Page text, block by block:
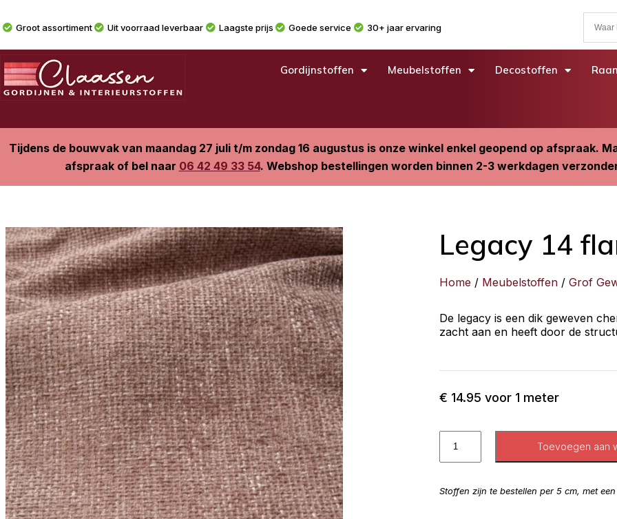
Groot assortiment Uit voorraad leverbaar Laagste prijs Goede service 30+ jaar ervaring
Gordijnstoffen Meubelstoffen Decostoffen
Tijdens de bouwvak van maandag 27 juli t/m zondag 16 augustus is onze winkel enkel geopend op afspraak.
afspraak of bel naar 06 42 49 33 54. Webshop bestellingen worden binnen 2-3 werkdagen
Legacy 14
Home / Meubelstoffen / Grof
De legacy is een dik geweven
zacht aan en heeft door de
€ 14.95 voor 1 meter
Toevoegen aan
Stoffen zijn te bestellen per 5 cm, met